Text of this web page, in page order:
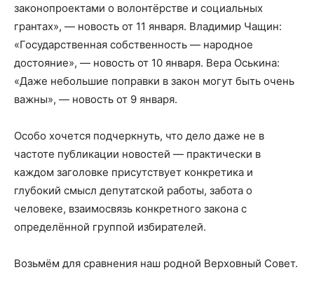
законопроектами о волонтёрстве и социальных
грантах», — новость от 11 января. Владимир Чащин:
«Государственная собственность — народное
достояние», — новость от 10 января. Вера Оськина:
«Даже небольшие поправки в закон могут быть очень
важны», — новость от 9 января.
Особо хочется подчеркнуть, что дело даже не в
частоте публикации новостей — практически в
каждом заголовке присутствует конкретика и
глубокий смысл депутатской работы, забота о
человеке, взаимосвязь конкретного закона с
определённой группой избирателей.
Возьмём для сравнения наш родной Верховный Совет.